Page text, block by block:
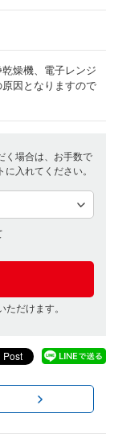
燥機、電子レンジ
因となりますので
く場合は、お手数で
入れてください。
だけます。